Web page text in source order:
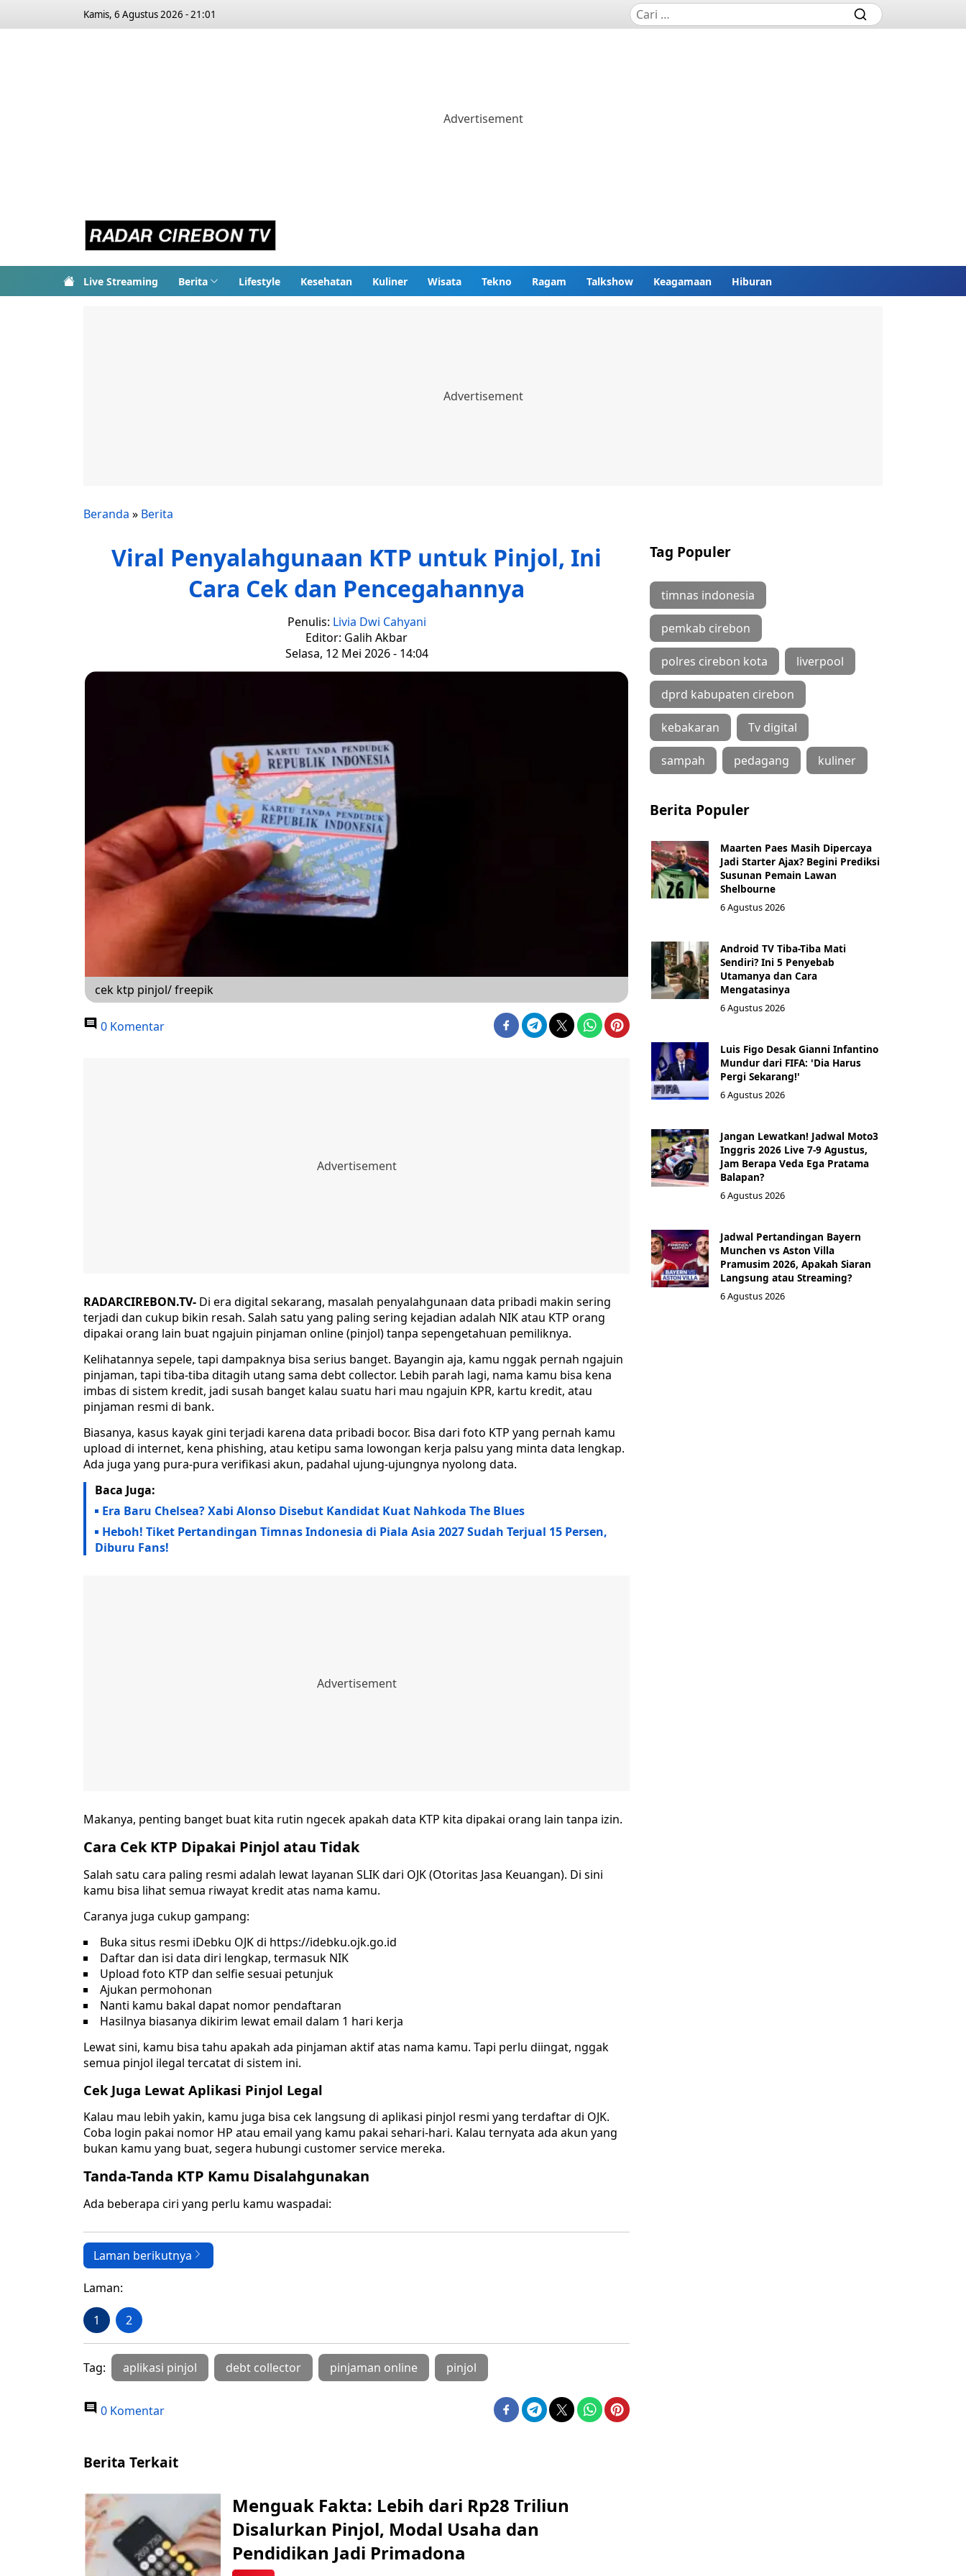
Kamis, 6 Agustus 2026 - 21:01
Live Streaming Berita Lifestyle Kesehatan Kuliner Wisata Tekno Ragam Talkshow Keagamaan Hiburan
Beranda » Berita
Viral Penyalahgunaan KTP untuk Pinjol, Ini
Cara Cek dan Pencegahannya
Penulis: Livia Dwi Cahyani
Editor: Galih Akbar
Selasa, 12 Mei 2026 - 14:04
cek ktp pinjol/ freepik
0 Komentar
RADARCIREBON.TV- Di era digital sekarang, masalah penyalahgunaan data pribadi makin sering
terjadi dan cukup bikin resah. Salah satu yang paling sering kejadian adalah NIK atau KTP orang
dipakai orang lain buat ngajuin pinjaman online (pinjol) tanpa sepengetahuan pemiliknya.
Kelihatannya sepele, tapi dampaknya bisa serius banget. Bayangin aja, kamu nggak pernah ngajuin
pinjaman, tapi tiba-tiba ditagih utang sama debt collector. Lebih parah lagi, nama kamu bisa kena
imbas di sistem kredit, jadi susah banget kalau suatu hari mau ngajuin KPR, kartu kredit, atau
pinjaman resmi di bank.
Biasanya, kasus kayak gini terjadi karena data pribadi bocor. Bisa dari foto KTP yang pernah kamu
upload di internet, kena phishing, atau ketipu sama lowongan kerja palsu yang minta data lengkap.
Ada juga yang pura-pura verifikasi akun, padahal ujung-ujungnya nyolong data.
Baca Juga:
Era Baru Chelsea? Xabi Alonso Disebut Kandidat Kuat Nahkoda The Blues
Heboh! Tiket Pertandingan Timnas Indonesia di Piala Asia 2027 Sudah Terjual 15 Persen,
Diburu Fans!
Makanya, penting banget buat kita rutin ngecek apakah data KTP kita dipakai orang lain tanpa izin.
Cara Cek KTP Dipakai Pinjol atau Tidak
Salah satu cara paling resmi adalah lewat layanan SLIK dari OJK (Otoritas Jasa Keuangan). Di sini
kamu bisa lihat semua riwayat kredit atas nama kamu.
Caranya juga cukup gampang:
Buka situs resmi iDebku OJK di https://idebku.ojk.go.id
Daftar dan isi data diri lengkap, termasuk NIK
Upload foto KTP dan selfie sesuai petunjuk
Ajukan permohonan
Nanti kamu bakal dapat nomor pendaftaran
Hasilnya biasanya dikirim lewat email dalam 1 hari kerja
Lewat sini, kamu bisa tahu apakah ada pinjaman aktif atas nama kamu. Tapi perlu diingat, nggak
semua pinjol ilegal tercatat di sistem ini.
Cek Juga Lewat Aplikasi Pinjol Legal
Kalau mau lebih yakin, kamu juga bisa cek langsung di aplikasi pinjol resmi yang terdaftar di OJK.
Coba login pakai nomor HP atau email yang kamu pakai sehari-hari. Kalau ternyata ada akun yang
bukan kamu yang buat, segera hubungi customer service mereka.
Tanda-Tanda KTP Kamu Disalahgunakan
Ada beberapa ciri yang perlu kamu waspadai:
Laman berikutnya
Laman:
1 2
Tag: aplikasi pinjol debt collector pinjaman online pinjol
0 Komentar
Tag Populer
timnas indonesia
pemkab cirebon
polres cirebon kota liverpool
dprd kabupaten cirebon
kebakaran Tv digital
sampah pedagang kuliner
Berita Populer
Maarten Paes Masih Dipercaya
Jadi Starter Ajax? Begini Prediksi
Susunan Pemain Lawan
Shelbourne
6 Agustus 2026
Android TV Tiba-Tiba Mati
Sendiri? Ini 5 Penyebab
Utamanya dan Cara
Mengatasinya
6 Agustus 2026
Luis Figo Desak Gianni Infantino
Mundur dari FIFA: 'Dia Harus
Pergi Sekarang!'
6 Agustus 2026
Jangan Lewatkan! Jadwal Moto3
Inggris 2026 Live 7-9 Agustus,
Jam Berapa Veda Ega Pratama
Balapan?
6 Agustus 2026
Jadwal Pertandingan Bayern
Munchen vs Aston Villa
Pramusim 2026, Apakah Siaran
Langsung atau Streaming?
6 Agustus 2026
Berita Terkait
Menguak Fakta: Lebih dari Rp28 Triliun
Disalurkan Pinjol, Modal Usaha dan
Pendidikan Jadi Primadona